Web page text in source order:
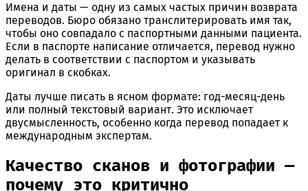
Имена и даты — одну из самых частых причин возврата
переводов. Бюро обязано транслитерировать имя так,
чтобы оно совпадало с паспортными данными пациента.
Если в паспорте написание отличается, перевод нужно
делать в соответствии с паспортом и указывать
оригинал в скобках.
Даты лучше писать в ясном формате: год-месяц-день
или полный текстовый вариант. Это исключает
двусмысленность, особенно когда перевод попадает к
международным экспертам.
Качество сканов и фотографии —
почему это критично